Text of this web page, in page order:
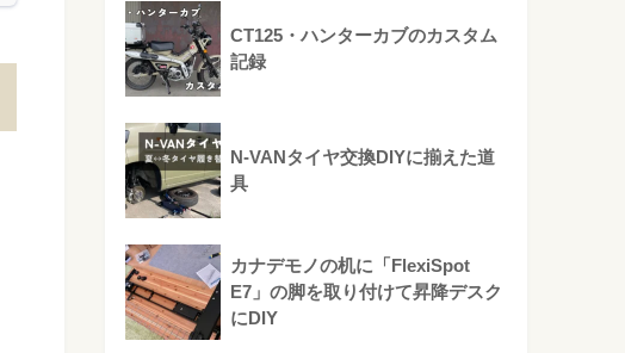
CT125・ハンターカブのカスタム
記録
N-VANタイヤ交換DIYに揃えた道
具
カナデモノの机に「FlexiSpot
E7」の脚を取り付けて昇降デスク
にDIY